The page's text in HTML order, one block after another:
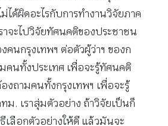
ได้ผิดอะไรกับการทำงานวิจัยภาค
าจะไปวิจัยทัศนคติของประชาชน
คนกรุงเทพฯ ต่อตัวผู้ว่าฯ ของก
คนทั้งประเทศ เพื่อจะรู้ทัศนคติ
งถามคนทั้งกรุงเทพฯ เพื่อจะรู้
ม. เราสุ่มตัวอย่าง ถ้าวิจัยเป็นก็
เลือกตัวอย่างให้ดี แล้วมันจะ